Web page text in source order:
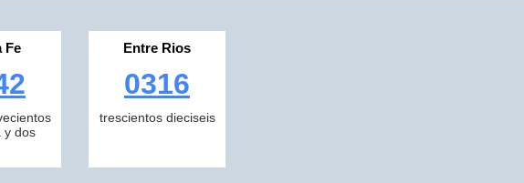
Fe
y dos
Entre Rios
0316
trescientos dieciseis